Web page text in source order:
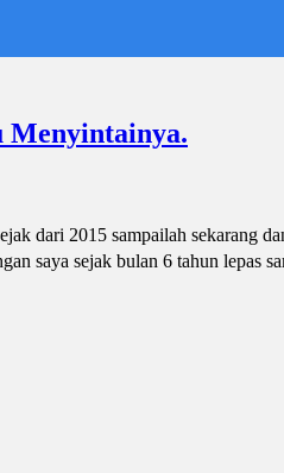
Menyintainya.
dari 2015 sampailah sekarang
saya sejak bulan 6 tahun lepas